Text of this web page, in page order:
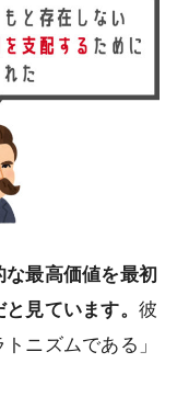
最高価値を最初
見ています。 彼
ニズムである」